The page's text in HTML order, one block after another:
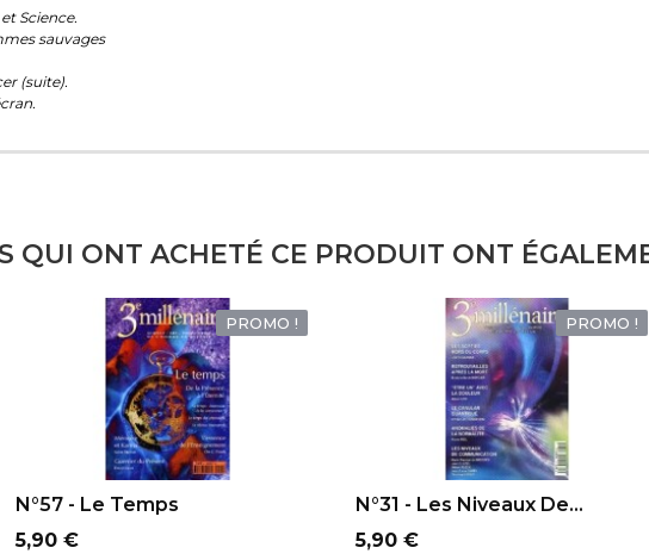
Science.
sauvages
(suite).
QUI ONT ACHETÉ CE PRODUIT ONT
PROMO !
AJOUTER AU PANIER
N°57 - Le Temps
Prix
5,90 €
PROMO !
AJOUTER AU PANIER
N°31 - Les Niveaux De...
Prix
5,90 €